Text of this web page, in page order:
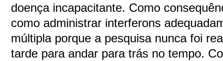
doença incapacitante. Como
como administrar interferons
múltipla porque a pesquisa nunca foi
tarde para andar para trás no tempo.